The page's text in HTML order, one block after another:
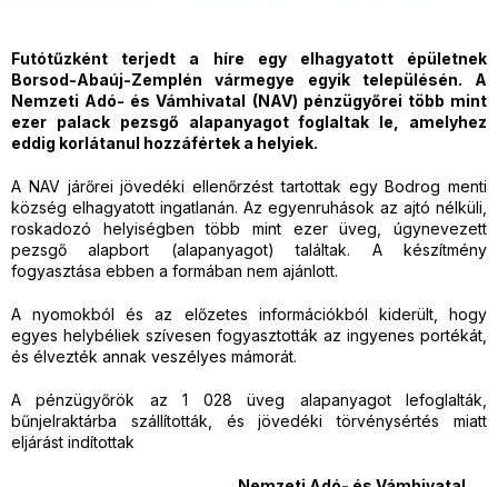
Futótűzként terjedt a híre egy elhagyatott épületnek
Borsod-Abaúj-Zemplén vármegye egyik településén. A
Nemzeti Adó- és Vámhivatal (NAV) pénzügyőrei több mint
ezer palack pezsgő alapanyagot foglaltak le, amelyhez
eddig korlátanul hozzáfértek a helyiek.
A NAV járőrei jövedéki ellenőrzést tartottak egy Bodrog menti
község elhagyatott ingatlanán. Az egyenruhások az ajtó nélküli,
roskadozó helyiségben több mint ezer üveg, úgynevezett
pezsgő alapbort (alapanyagot) találtak. A készítmény
fogyasztása ebben a formában nem ajánlott.
A nyomokból és az előzetes információkból kiderült, hogy
egyes helybéliek szívesen fogyasztották az ingyenes portékát,
és élvezték annak veszélyes mámorát.
A pénzügyőrök az 1 028 üveg alapanyagot lefoglalták,
bűnjelraktárba szállították, és jövedéki törvénysértés miatt
eljárást indítottak